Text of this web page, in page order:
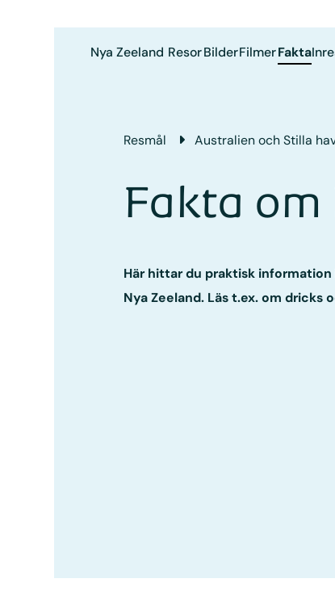
Nya Zeeland ResorBilderFilmerFakta
Resmål Australien och Stilla
Fakta om
Här hittar du praktisk
Nya Zeeland. Läs t.ex. om dricks